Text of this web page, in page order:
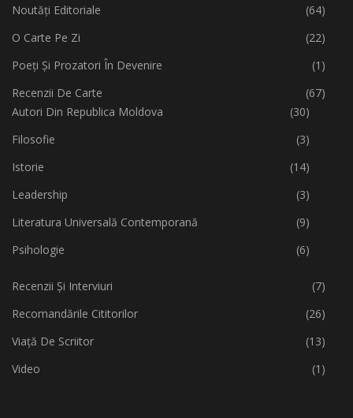
Noutăți Editoriale
(64)
O Carte Pe Zi
(22)
Poeți Și Prozatori În Devenire
(1)
Recenzii De Carte
(67)
Autori Din Republica Moldova
(30)
Filosofie
(3)
Istorie
(14)
Leadership
(3)
Literatura Universală Contemporană
(9)
Psihologie
(6)
Recenzii Și Interviuri
(7)
Recomandările Cititorilor
(26)
Viață De Scriitor
(13)
Video
(1)